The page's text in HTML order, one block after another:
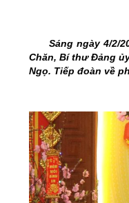
CHÀO
TRUYỀN
QUÂN KHU
Sáng ngày 4/2/
Chăn, Bí thư Đảng
Ngọ. Tiếp đoàn về